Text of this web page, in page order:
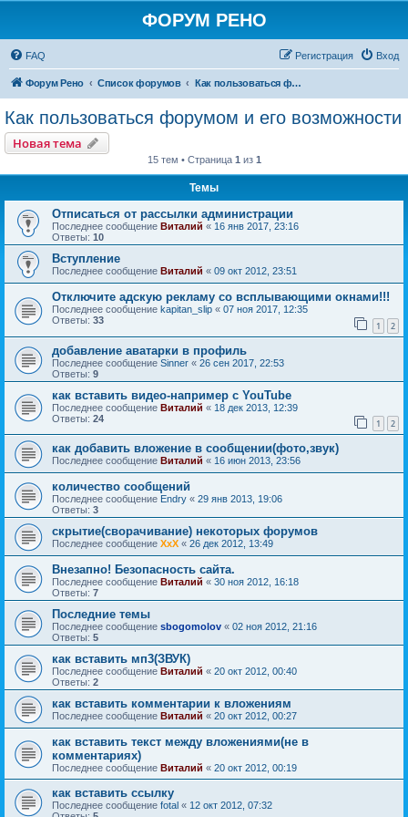
ФОРУМ РЕНО
FAQ Вход
Регистрация
Форум Рено Список форумов Как пользоваться форумом и его возможности
Как пользоваться форумом и его возможности
Новая тема
15 тем • Страница 1 из 1
Темы
Отписаться от рассылки администрации
Последнее сообщение Виталий « 16 янв 2017, 23:16
Ответы: 10
Вступление
Последнее сообщение Виталий « 09 окт 2012, 23:51
Отключите адскую рекламу со всплывающими окнами!!!
Последнее сообщение kapitan_slip « 07 ноя 2017, 12:35
Ответы: 33 1 2
добавление аватарки в профиль
Последнее сообщение Sinner « 26 сен 2017, 22:53
Ответы: 9
как вставить видео-например с YouTube
Последнее сообщение Виталий « 18 дек 2013, 12:39
Ответы: 24 1 2
как добавить вложение в сообщении(фото,звук)
Последнее сообщение Виталий « 16 июн 2013, 23:56
количество сообщений
Последнее сообщение Endry « 29 янв 2013, 19:06
Ответы: 3
скрытие(сворачивание) некоторых форумов
Последнее сообщение ХхХ « 26 дек 2012, 13:49
Внезапно! Безопасность сайта.
Последнее сообщение Виталий « 30 ноя 2012, 16:18
Ответы: 7
Последние темы
Последнее сообщение sbogomolov « 02 ноя 2012, 21:16
Ответы: 5
как вставить мп3(ЗВУК)
Последнее сообщение Виталий « 20 окт 2012, 00:40
Ответы: 2
как вставить комментарии к вложениям
Последнее сообщение Виталий « 20 окт 2012, 00:27
как вставить текст между вложениями(не в
комментариях)
Последнее сообщение Виталий « 20 окт 2012, 00:19
как вставить ссылку
Последнее сообщение fotal « 12 окт 2012, 07:32